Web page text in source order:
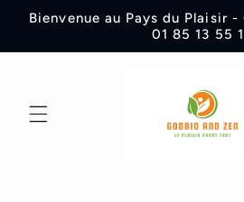
directamente
Bienvenue au Pays du Plaisir
01 85 13 55